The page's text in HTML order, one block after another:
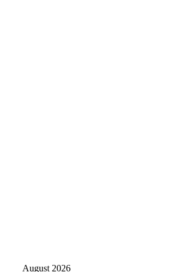
August 2026